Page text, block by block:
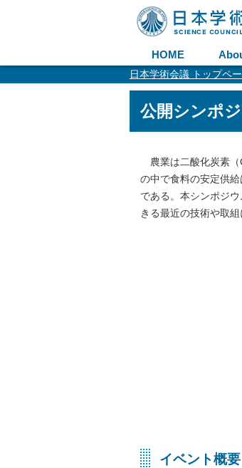
HOME
日本学術会議 トップペ
公開シンポ
農業は二酸化炭素（
の中で食料の安定供
である。本シンポジ
きる最近の技術や取
イベント概要